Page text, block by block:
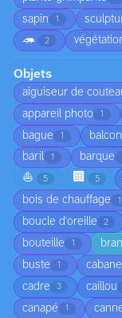
sapin 1
🦔 2
Objets
aiguiseur de
appareil photo 1
bague 1 balcon
baril 1 barque
⛵ 5 🏢 5
bois de chauffage 1
boucle d'oreille 2
bouteille 1
buste 1 cabane
cadre 3 caillou
canapé 1